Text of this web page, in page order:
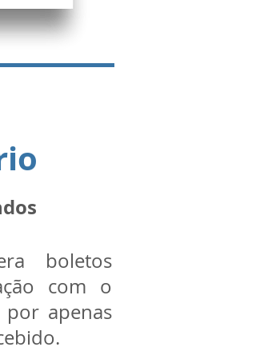
boletos
com o
apenas